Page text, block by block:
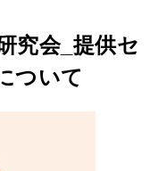
究会_提供セ
ついて